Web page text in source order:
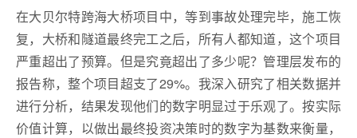
在大贝尔特跨海大桥项目中，等到事故处理完毕，施工恢
复，大桥和隧道最终完工之后，所有人都知道，这个项目
严重超出了预算。但是究竟超出了多少呢？管理层发布的
报告称，整个项目超支了29%。我深入研究了相关数据并
进行分析，结果发现他们的数字明显过于乐观了。按实际
价值计算，以做出最终投资决策时的数字为基数来衡量，